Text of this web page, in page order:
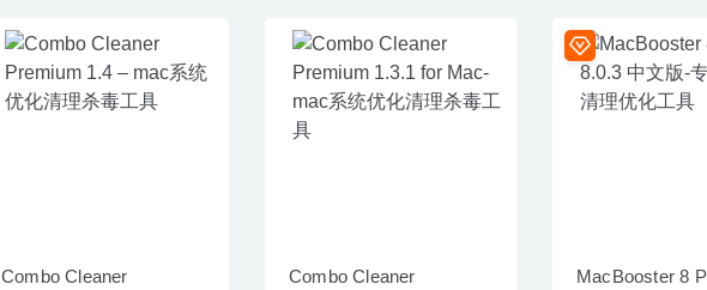
Combo Cleaner
Combo Cleaner
MacBooster 8